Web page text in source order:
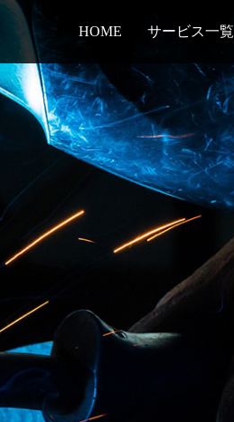
HOME サービス一覧